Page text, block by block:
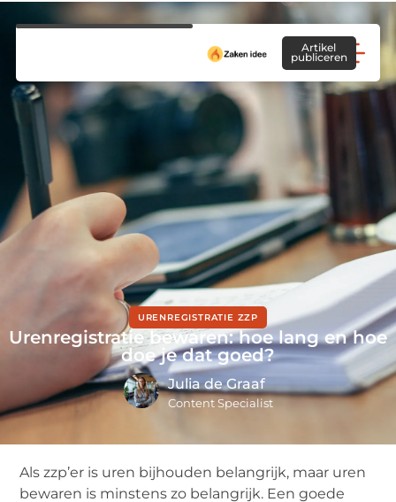
Artikel
publiceren
URENREGISTRATIE ZZP
Urenregistratie bewaren: hoe lang en hoe
doe je dat goed?
Julia de Graaf
Content Specialist
Als zzp’er is uren bijhouden belangrijk, maar uren
bewaren is minstens zo belangrijk. Een goede